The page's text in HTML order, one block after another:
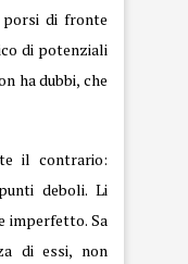
porsi di fronte
di potenziali
ha dubbi, che
il contrario:
deboli. Li
imperfetto. Sa
di essi, non